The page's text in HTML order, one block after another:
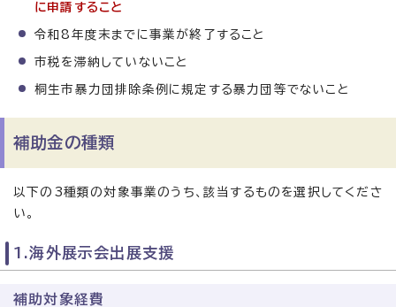
に申請すること
令和8年度末までに事業が終了すること
市税を滞納していないこと
桐生市暴力団排除条例に規定する暴力団等でないこと
補助金の種類
以下の3種類の対象事業のうち、該当するものを選択してくださ
い。
1.海外展示会出展支援
補助対象経費